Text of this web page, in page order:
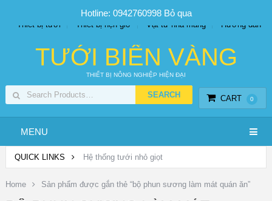
SP PHUN SƯƠNG GIÁ TỐT Bộ KIT tưới
Thiết bị tưới
Thiết bị hẹn giờ Vật tư nhà màng Hướng dẫn
TƯỚI BIỂN VÀNG
THIẾT BỊ NÔNG NGHIỆP HIỆN ĐẠI
CART 0
MENU
QUICK LINKS Hệ thống tưới nhỏ giọt
Home Sản phẩm được gắn thẻ “bộ phun sương làm mát quán ăn”
Hotline: 0942760998 Bỏ qua